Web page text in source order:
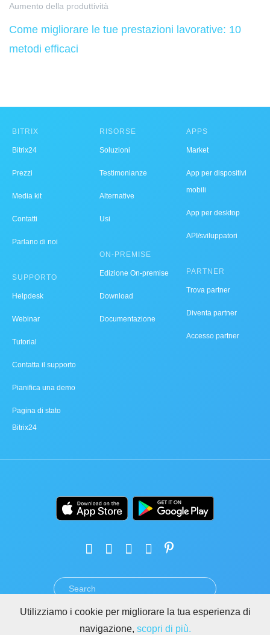
Aumento della produttività
Come migliorare le tue prestazioni lavorative: 10
metodi efficaci
BITRIX
Bitrix24
Prezzi
Media kit
Contatti
Parlano di noi
SUPPORTO
Helpdesk
Webinar
Tutorial
Contatta il supporto
Pianifica una demo
Pagina di stato
Bitrix24
RISORSE
Soluzioni
Testimonianze
Alternative
Usi
ON-PREMISE
Edizione On-premise
Download
Documentazione
APPS
Market
App per dispositivi
mobili
App per desktop
API/sviluppatori
PARTNER
Trova partner
Diventa partner
Accesso partner
PRIVACY GDPR
ABUSO
REGOLE PER I SITI DI BITRIX24
Utilizziamo i cookie per migliorare la tua esperienza di
navigazione, scopri di più.